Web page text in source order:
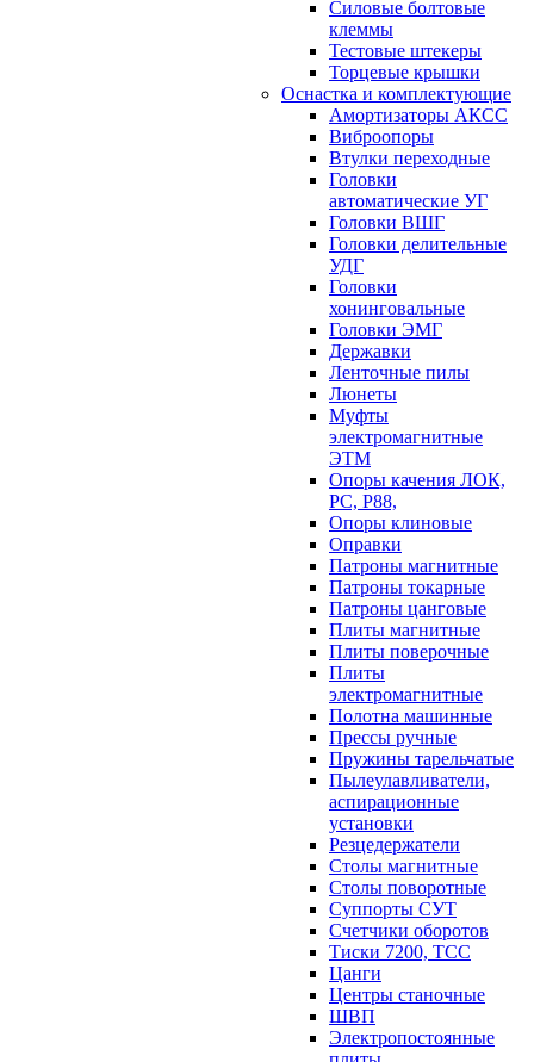
Силовые болтовые
клеммы
Тестовые штекеры
Торцевые крышки
Оснастка и комплектующие
Амортизаторы АКСС
Виброопоры
Втулки переходные
Головки
автоматические УГ
Головки ВШГ
Головки делительные
УДГ
Головки
хонинговальные
Головки ЭМГ
Державки
Ленточные пилы
Люнеты
Муфты
электромагнитные
ЭТМ
Опоры качения ЛОК,
РС, Р88,
Опоры клиновые
Оправки
Патроны магнитные
Патроны токарные
Патроны цанговые
Плиты магнитные
Плиты поверочные
Плиты
электромагнитные
Полотна машинные
Прессы ручные
Пружины тарельчатые
Пылеулавливатели,
аспирационные
установки
Резцедержатели
Столы магнитные
Столы поворотные
Суппорты СУТ
Счетчики оборотов
Тиски 7200, ТСС
Цанги
Центры станочные
ШВП
Электропостоянные